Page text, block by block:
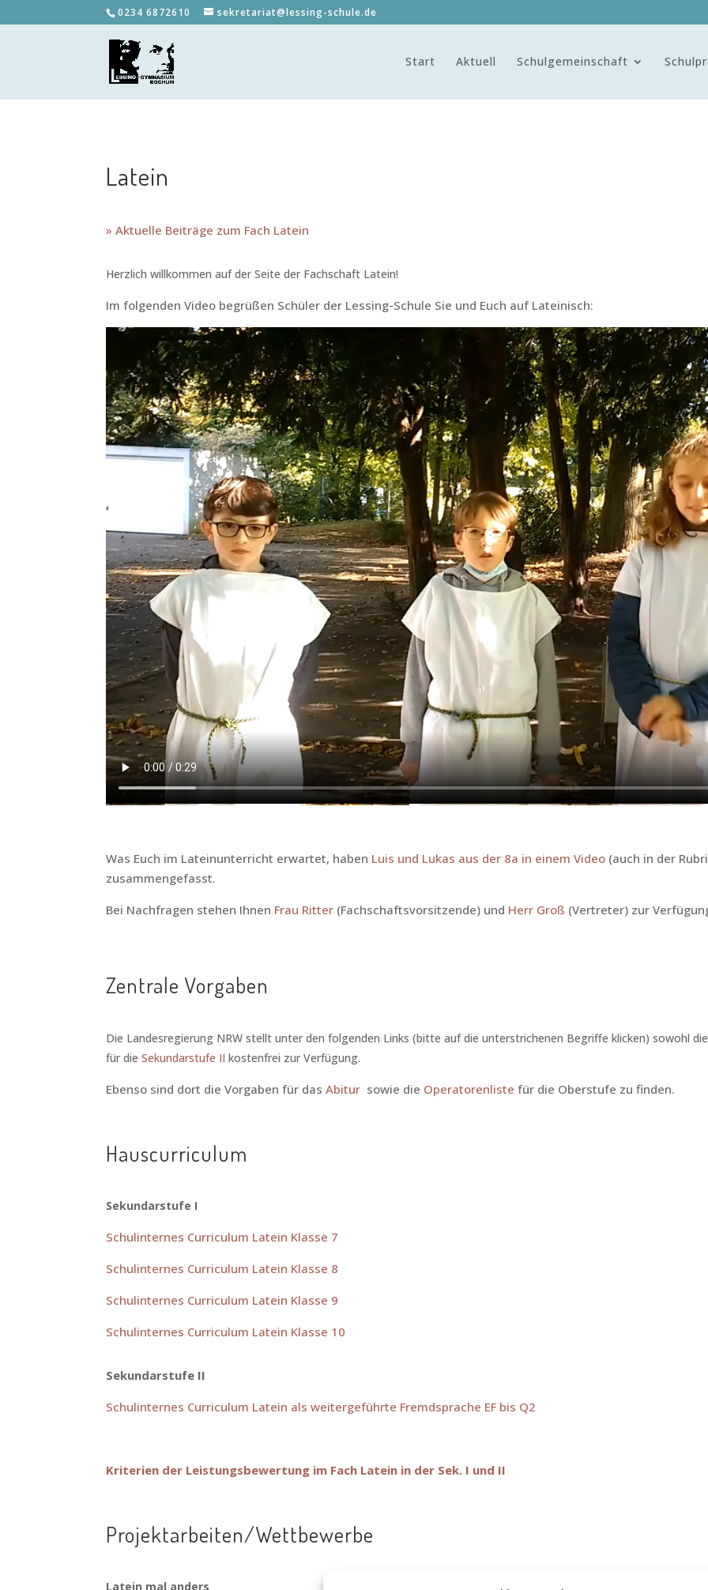
0234 6872610 sekretariat@lessing-schule.de
Start Aktuell Schulgemeinschaft
Latein
» Aktuelle Beiträge zum Fach Latein
Herzlich willkommen auf der Seite der Fachschaft Latein!
Im folgenden Video begrüßen Schüler der Lessing-Schule Sie und Euch auf Lateinisch:
Was Euch im Lateinunterricht erwartet, haben Luis und Lukas aus der 8a in einem Video (auch in der
zusammengefasst.
Bei Nachfragen stehen Ihnen Frau Ritter (Fachschaftsvorsitzende) und Herr Groß (Vertreter) zur
Zentrale Vorgaben
Die Landesregierung NRW stellt unter den folgenden Links (bitte auf die unterstrichenen Begriffe klicken) sowohl
für dieSekundarstufe II kostenfrei zur Verfügung.
Ebenso sind dort die Vorgaben für dasAbitur sowie die Operatorenliste für die Oberstufe zu finden.
Hauscurriculum
Sekundarstufe I
Schulinternes Curriculum Latein Klasse 7
Schulinternes Curriculum Latein Klasse 8
Schulinternes Curriculum Latein Klasse 9
Schulinternes Curriculum Latein Klasse 10
Sekundarstufe II
Schulinternes Curriculum Latein als weitergeführte Fremdsprache EF bis Q2
Kriterien der Leistungsbewertung im Fach Latein in der Sek. I und II
Projektarbeiten/Wettbewerbe
Latein mal anders